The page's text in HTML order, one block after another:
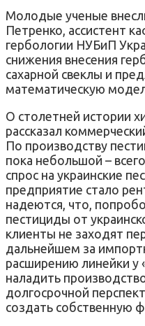
Молодые ученые
Петренко, ассистент
гербологии НУБиП
снижения внесения
сахарной свеклы и
математическую
О столетней истории
рассказал
По производству
пока небольшой –
спрос на украинские
предприятие стало
надеются, что,
пестициды от
клиенты не заходят
дальнейшем за
расширению линейки у
наладить
долгосрочной
создать собственную